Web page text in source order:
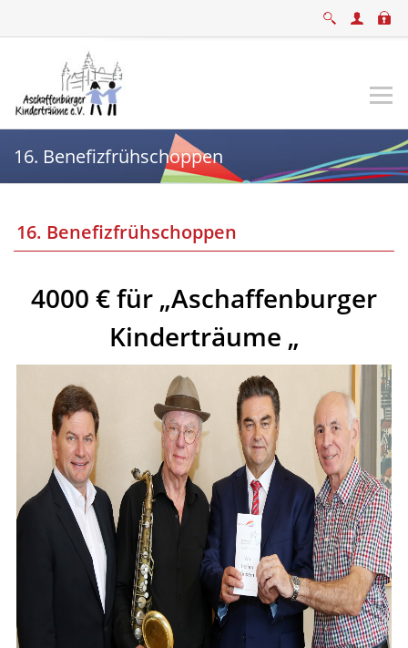
16. Benefizfrühschoppen
16. Benefizfrühschoppen
4000 € für „Aschaffenburger
Kinderträume „